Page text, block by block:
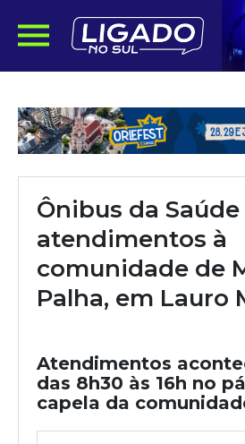
Ônibus da Saúde
atendimentos à
comunidade de
Palha, em Lauro
Atendimentos
das 8h30 às 16h no
capela da